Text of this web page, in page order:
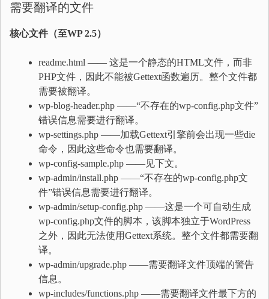
需要翻译的文件
核心文件（至WP 2.5）
readme.html —— 这是一个静态的HTML文件，而非
PHP文件，因此不能被Gettext函数遍历。整个文件都
需要被翻译。
wp-blog-header.php ——“不存在的wp-config.php文件”
错误信息需要进行翻译。
wp-settings.php ——加载Gettext引擎前会出现一些die
命令，因此这些命令也需要翻译。
wp-config-sample.php ——见下文。
wp-admin/install.php ——“不存在的wp-config.php文
件”错误信息需要进行翻译。
wp-admin/setup-config.php ——这是一个可自动生成
wp-config.php文件的脚本，该脚本独立于WordPress
之外，因此无法使用Gettext系统。整个文件都需要翻
译。
wp-admin/upgrade.php ——需要翻译文件顶端的警告
信息。
wp-includes/functions.php ——需要翻译文件最下方的